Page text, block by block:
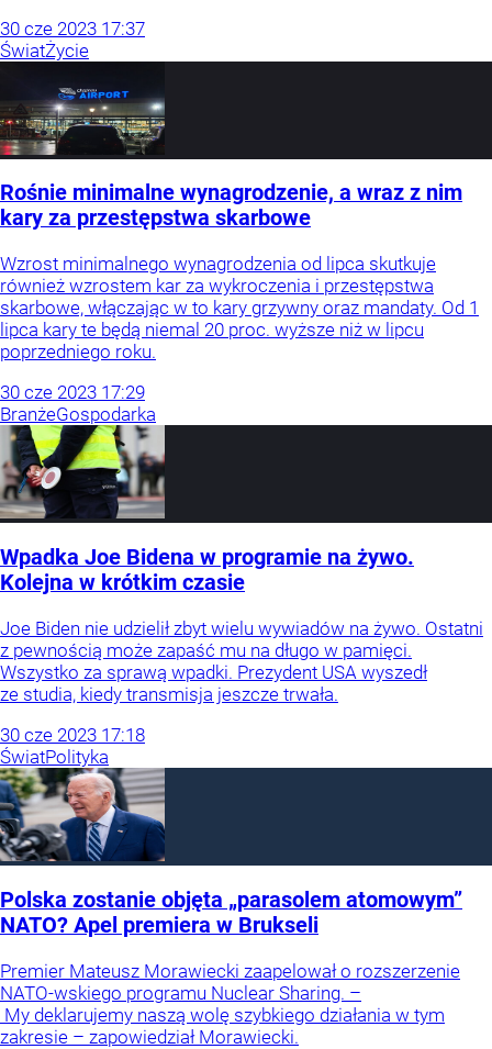
30 cze 2023 17:37
ŚwiatŻycie
Rośnie minimalne wynagrodzenie, a wraz z nim
kary za przestępstwa skarbowe
Wzrost minimalnego wynagrodzenia od lipca skutkuje
również wzrostem kar za wykroczenia i przestępstwa
skarbowe, włączając w to kary grzywny oraz mandaty. Od 1
lipca kary te będą niemal 20 proc. wyższe niż w lipcu
poprzedniego roku.
30 cze 2023 17:29
BranżeGospodarka
Wpadka Joe Bidena w programie na żywo.
Kolejna w krótkim czasie
Joe Biden nie udzielił zbyt wielu wywiadów na żywo. Ostatni
z pewnością może zapaść mu na długo w pamięci.
Wszystko za sprawą wpadki. Prezydent USA wyszedł
ze studia, kiedy transmisja jeszcze trwała.
30 cze 2023 17:18
ŚwiatPolityka
Polska zostanie objęta „parasolem atomowym”
NATO? Apel premiera w Brukseli
Premier Mateusz Morawiecki zaapelował o rozszerzenie
NATO-wskiego programu Nuclear Sharing. –
My deklarujemy naszą wolę szybkiego działania w tym
zakresie – zapowiedział Morawiecki.